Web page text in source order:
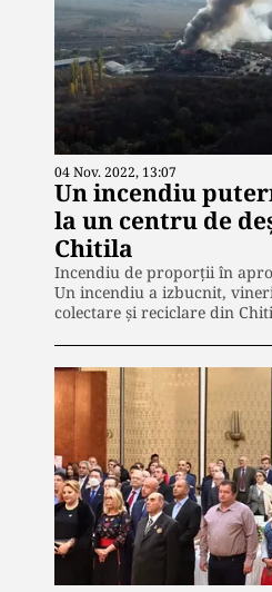
04 Nov. 2022, 13:07
Un incendiu
la un centru de
Chitila
Incendiu de proporții în
Un incendiu a izbucnit,
colectare și reciclare din